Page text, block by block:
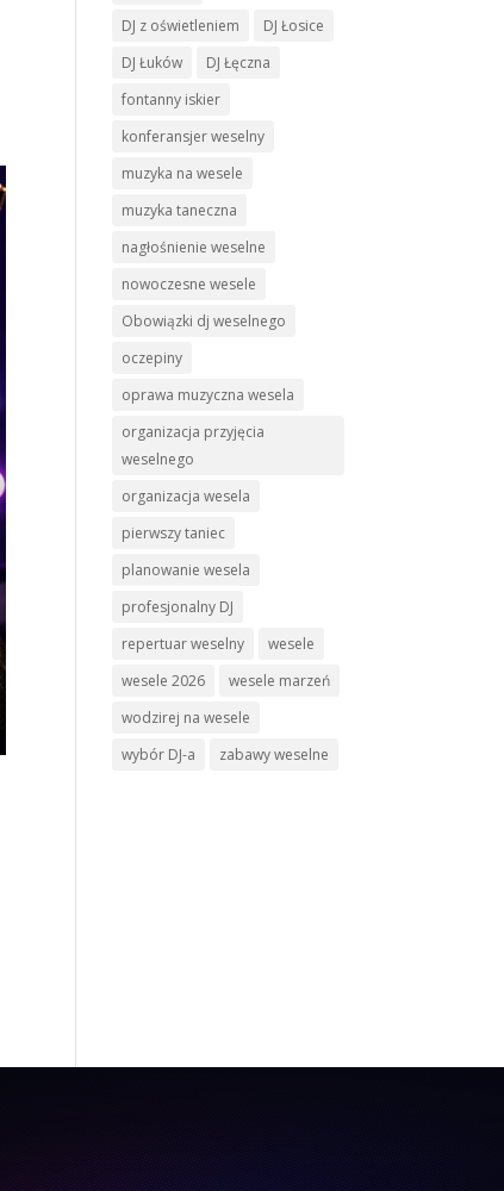
DJ z oświetleniem
DJ Łosice
DJ Łuków
DJ Łęczna
fontanny iskier
konferansjer weselny
muzyka na wesele
muzyka taneczna
nagłośnienie weselne
nowoczesne wesele
Obowiązki dj weselnego
oczepiny
oprawa muzyczna wesela
organizacja przyjęcia
weselnego
organizacja wesela
pierwszy taniec
planowanie wesela
profesjonalny DJ
repertuar weselny
wesele
wesele 2026
wesele marzeń
wodzirej na wesele
wybór DJ-a
zabawy weselne